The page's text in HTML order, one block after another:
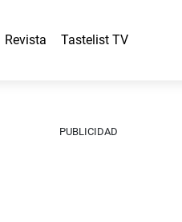
Revista Tastelist TV
PUBLICIDAD